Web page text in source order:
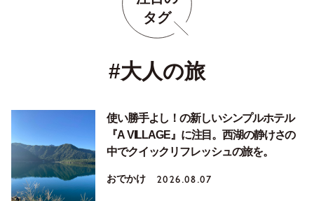
タグ
#大人の旅
使い勝手よし！の新しいシンプルホテル
『A VILLAGE』に注目。西湖の静けさの
中でクイックリフレッシュの旅を。
おでかけ 2026.08.07